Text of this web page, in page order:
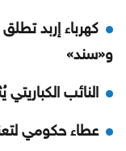
كهرباء إربد
و«سند»
النائب
عطاء حكومي